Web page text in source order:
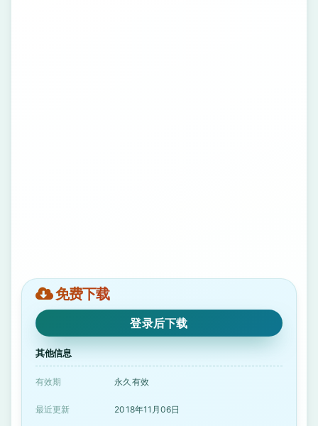
免费下载
登录后下载
其他信息
有效期 永久有效
最近更新 2018年11月06日